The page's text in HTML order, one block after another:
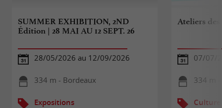
SUMMER EXHIBITION, 2ND
Édition | 28 MAI AU 12 SEPT. 26
28/05/2026 au 12/09/2026
334 m - Bordeaux
Expositions
Ateliers des
07/07/
334 m
Culture